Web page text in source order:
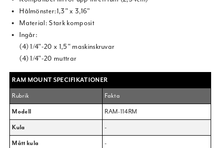
Hålmönster:1,3" x 3,16"
Material: Stark komposit
Ingår:
(4) 1/4"-20 x 1,5" maskinskruvar
(4) 1/4"-20 muttrar
RAM MOUNT SPECIFIKATIONER
Rubrik
Fakta
Modell
RAM-114RM
Kula
-
Mått kula
-